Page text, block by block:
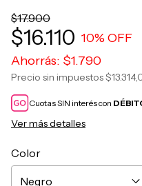
$17.900
$16.110 10% OFF
Ahorrás: $1.790
Precio sin impuestos
Cuotas SIN interés con
Ver más detalles
Color